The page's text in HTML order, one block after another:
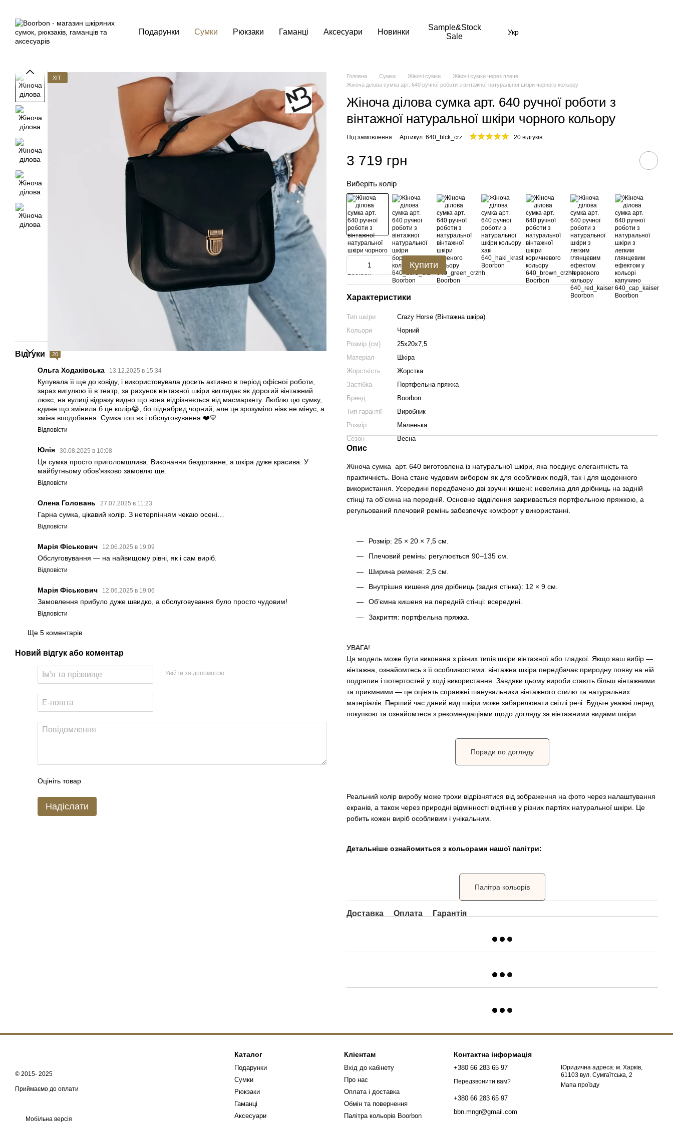
Подарунки Сумки Рюкзаки Гаманці Аксесуари Новинки
Sample&Stock
Sale
Укр
ХІТ
Відгуки 20
Ольга Ходаківська 13.12.2025 в 15:34
Купувала її ще до ковіду, і використовувала досить активно в період офісної роботи,
зараз вигулюю її в театр, за рахунок вінтажної шкіри виглядає як дорогий вінтажний
люкс, на вулиці відразу видно що вона відрізняється від масмаркету. Люблю цю сумку,
єдине що змінила б це колір😂, бо піднабрид чорний, але це зрозуміло ніяк не мінус, а
зміна вподобання. Сумка топ як і обслуговування ❤️💛
Відповісти
Юлія 30.08.2025 в 10:08
Ця сумка просто приголомшлива. Виконання бездоганне, а шкіра дуже красива. У
майбутньому обов’язково замовлю ще.
Відповісти
Олена Головань 27.07.2025 в 11:23
Гарна сумка, цікавий колір. З нетерпінням чекаю осені…
Відповісти
Марія Фіськович 12.06.2025 в 19:09
Обслуговування — на найвищому рівні, як і сам виріб.
Відповісти
Марія Фіськович 12.06.2025 в 19:06
Замовлення прибуло дуже швидко, а обслуговування було просто чудовим!
Відповісти
Ще 5 коментарів
Новий відгук або коментар
Увійти за допомогою
Оцініть товар
Надіслати
Головна Сумки Жіночі сумки
Жіночі сумки через плече
Жіноча ділова сумка арт. 640 ручної роботи з вінтажної натуральної шкіри чорного кольору
Жіноча ділова сумка арт. 640 ручної роботи з
вінтажної натуральної шкіри чорного кольору
Під замовлення Артикул: 640_blck_crz 20 відгуків
3 719 грн
Виберіть колір
Купити
Характеристики
Тип шкіри
Crazy Horse (Вінтажна шкіра)
Кольори
Чорний
Розмір (см)
25х20х7,5
Матеріал
Шкіра
Жорсткість
Жорстка
Застібка
Портфельна пряжка
Бренд
Boorbon
Тип гарантії
Виробник
Розмір
Маленька
Сезон
Весна
Опис
Жіноча сумка арт. 640 виготовлена із натуральної шкіри, яка поєднує елегантність та
практичність. Вона стане чудовим вибором як для особливих подій, так і для щоденного
використання. Усередині передбачено дві зручні кишені: невелика для дрібниць на задній
стінці та об’ємна на передній. Основне відділення закривається портфельною пряжкою, а
регульований плечовий ремінь забезпечує комфорт у використанні.
Розмір: 25 × 20 × 7,5 см.
Плечовий ремінь: регулюється 90–135 см.
Ширина ременя: 2,5 см.
Внутрішня кишеня для дрібниць (задня стінка): 12 × 9 см.
Об’ємна кишеня на передній стінці: всередині.
Закриття: портфельна пряжка.
УВАГА!
Ця модель може бути виконана з різних типів шкіри вінтажної або гладкої. Якщо ваш вибір —
вінтажна, ознайомтесь з її особливостями: вінтажна шкіра передбачає природну появу на ній
подряпин і потертостей у ході використання. Завдяки цьому вироби стають більш вінтажними
та приємними — це оцінять справжні шанувальники вінтажного стилю та натуральних
матеріалів. Перший час даний вид шкіри може забарвлювати світлі речі. Будьте уважні перед
покупкою та ознайомтеся з рекомендаціями щодо догляду за вінтажними видами шкіри.
Поради по догляду
Реальний колір виробу може трохи відрізнятися від зображення на фото через налаштування
екранів, а також через природні відмінності відтінків у різних партіях натуральної шкіри. Це
робить кожен виріб особливим і унікальним.
Детальніше ознайомиться з кольорами нашої палітри:
Палітра кольорів
Доставка Оплата Гарантія
© 2015- 2025
Приймаємо до оплати
Мобільна версія
Каталог
Подарунки
Сумки
Рюкзаки
Гаманці
Аксесуари
Клієнтам
Вхід до кабінету
Про нас
Оплата і доставка
Обмін та повернення
Палітра кольорів Boorbon
Контактна інформація
+380 66 283 65 97
Передзвонити вам?
+380 66 283 65 97
bbn.mngr@gmail.com
Юридична адреса: м. Харків,
61103 вул. Сумгаїтська, 2
Мапа проїзду